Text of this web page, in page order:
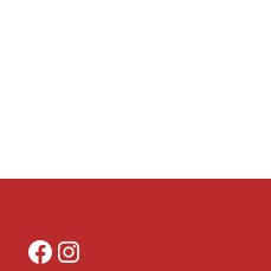
Facebook
Instagram